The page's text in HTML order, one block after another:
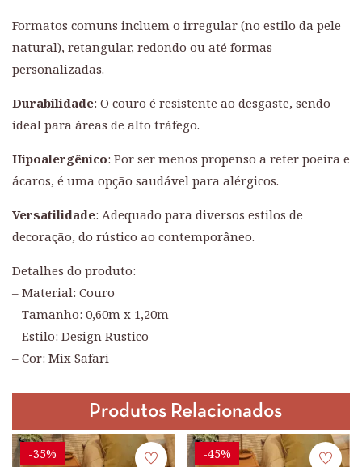
Formatos comuns incluem o irregular (no estilo da pele
natural), retangular, redondo ou até formas
personalizadas.
Durabilidade: O couro é resistente ao desgaste, sendo
ideal para áreas de alto tráfego.
Hipoalergênico: Por ser menos propenso a reter poeira e
ácaros, é uma opção saudável para alérgicos.
Versatilidade: Adequado para diversos estilos de
decoração, do rústico ao contemporâneo.
Detalhes do produto:
– Material: Couro
– Tamanho: 0,60m x 1,20m
– Estilo: Design Rustico
– Cor: Mix Safari
Produtos Relacionados
-35% -45%